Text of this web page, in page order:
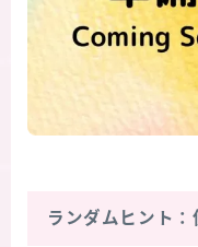
ランダムヒント